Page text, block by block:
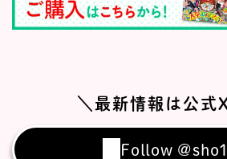
＼最新情報は公式
Follow